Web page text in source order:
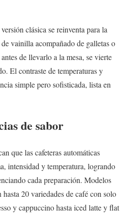
clásica se reinventa para la
vainilla acompañado de galletas o
de llevarlo a la mesa, se vierte
El contraste de temperaturas y
simple pero sofisticada, lista en
de sabor
que las cafeteras automáticas
intensidad y temperatura, logrando
cada preparación. Modelos
20 variedades de café con solo
y cappuccino hasta iced latte y flat